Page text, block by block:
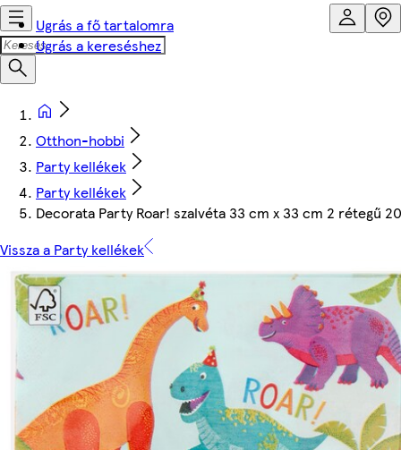
Ugrás a fő tartalomra
Ugrás a kereséshez
Otthon-hobbi
Party kellékek
Party kellékek
Decorata Party Roar! szalvéta 33 cm x 33 cm 2 rétegű
Vissza a Party kellékek